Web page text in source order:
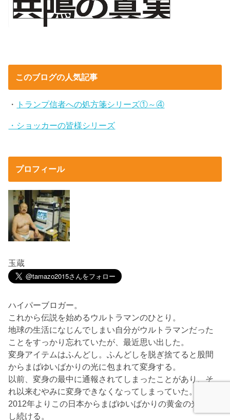
このブログの人気記事
・ トランプ信者への処方箋シリーズ①～④
・ショッカーの皆様シリーズ
プロフィール
玉蔵
ハイパーブロガー。
これから伝説を始めるウルトラマンのひとり。
地球の生活になじんでしまい自分がウルトラマンだった
ことをすっかり忘れていたが、最近思い出した。
変身アイテムはふんどし。ふんどしを脱ぎ捨てると股間
からまばゆいばかりの光に包まれて変身する。
以前、変身の最中に通報されてしまったことがあり、そ
れ以来むやみに変身できなくなってしまっていた。
2012年よりこの日本からまばゆいばかりの黄金の光を発
し続ける。